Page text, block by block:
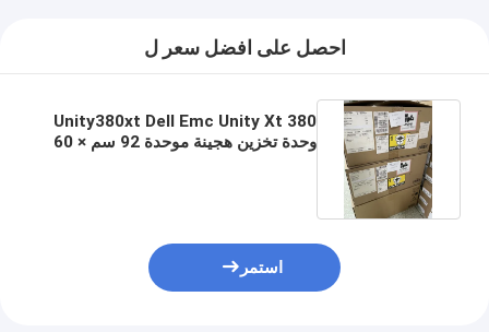
احصل على افضل سعر ل
Unity380xt Dell Emc Unity Xt 380
وحدة تخزين هجينة موحدة 92 سم × 60
استمر